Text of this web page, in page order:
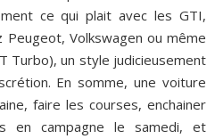
ce qui plait avec les GTI,
Volkswagen ou même
Turbo), un style judicieusement
En somme, une voiture
faire les courses, enchainer
en campagne le samedi, et